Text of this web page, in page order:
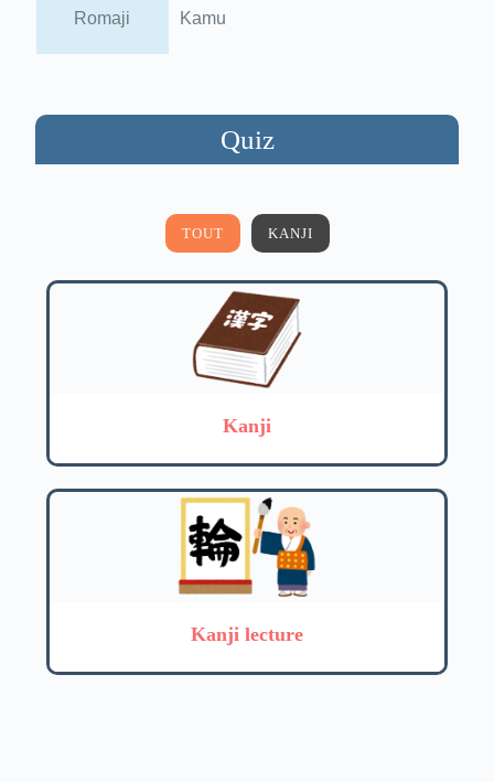
Romaji Kamu
Quiz
TOUT KANJI
Kanji
Kanji lecture